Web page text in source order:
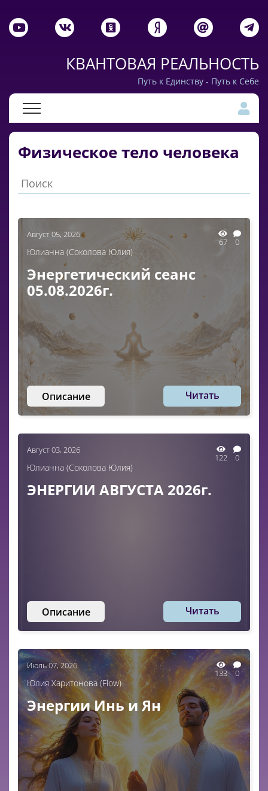
КВАНТОВАЯ РЕАЛЬНОСТЬ
Путь к Единству - Путь к Себе
Физическое тело человека
Август 05, 2026
67 0
Юлианна (Соколова Юлия)
Энергетический сеанс
05.08.2026г.
Описание Читать
Август 03, 2026
122 0
Юлианна (Соколова Юлия)
ЭНЕРГИИ АВГУСТА 2026г.
Описание Читать
Июль 07, 2026
133 0
Юлия Харитонова (Flow)
Энергии Инь и Ян